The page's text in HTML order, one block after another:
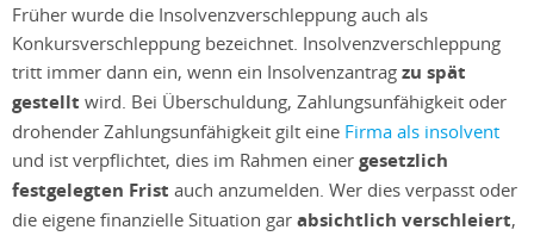
Früher wurde die Insolvenzverschleppung auch als
Konkursverschleppung bezeichnet. Insolvenzverschleppung
tritt immer dann ein, wenn ein Insolvenzantrag zu spät
gestellt wird. Bei Überschuldung, Zahlungsunfähigkeit oder
drohender Zahlungsunfähigkeit gilt eine Firma als insolvent
und ist verpflichtet, dies im Rahmen einer gesetzlich
festgelegten Frist auch anzumelden. Wer dies verpasst oder
die eigene finanzielle Situation gar absichtlich verschleiert,